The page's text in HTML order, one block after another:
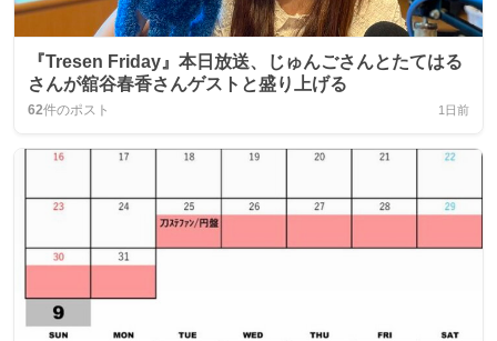
『Tresen Friday』本日放送、じゅんごさんとたてはる
さんが舘谷春香さんゲストと盛り上げる
62件のポスト 1日前